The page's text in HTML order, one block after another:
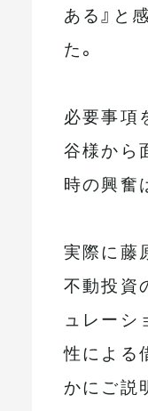
ある』と
た。
必要事項
谷様から
時の興奮
実際に藤
不動投資
ュレーシ
性による
かにご説